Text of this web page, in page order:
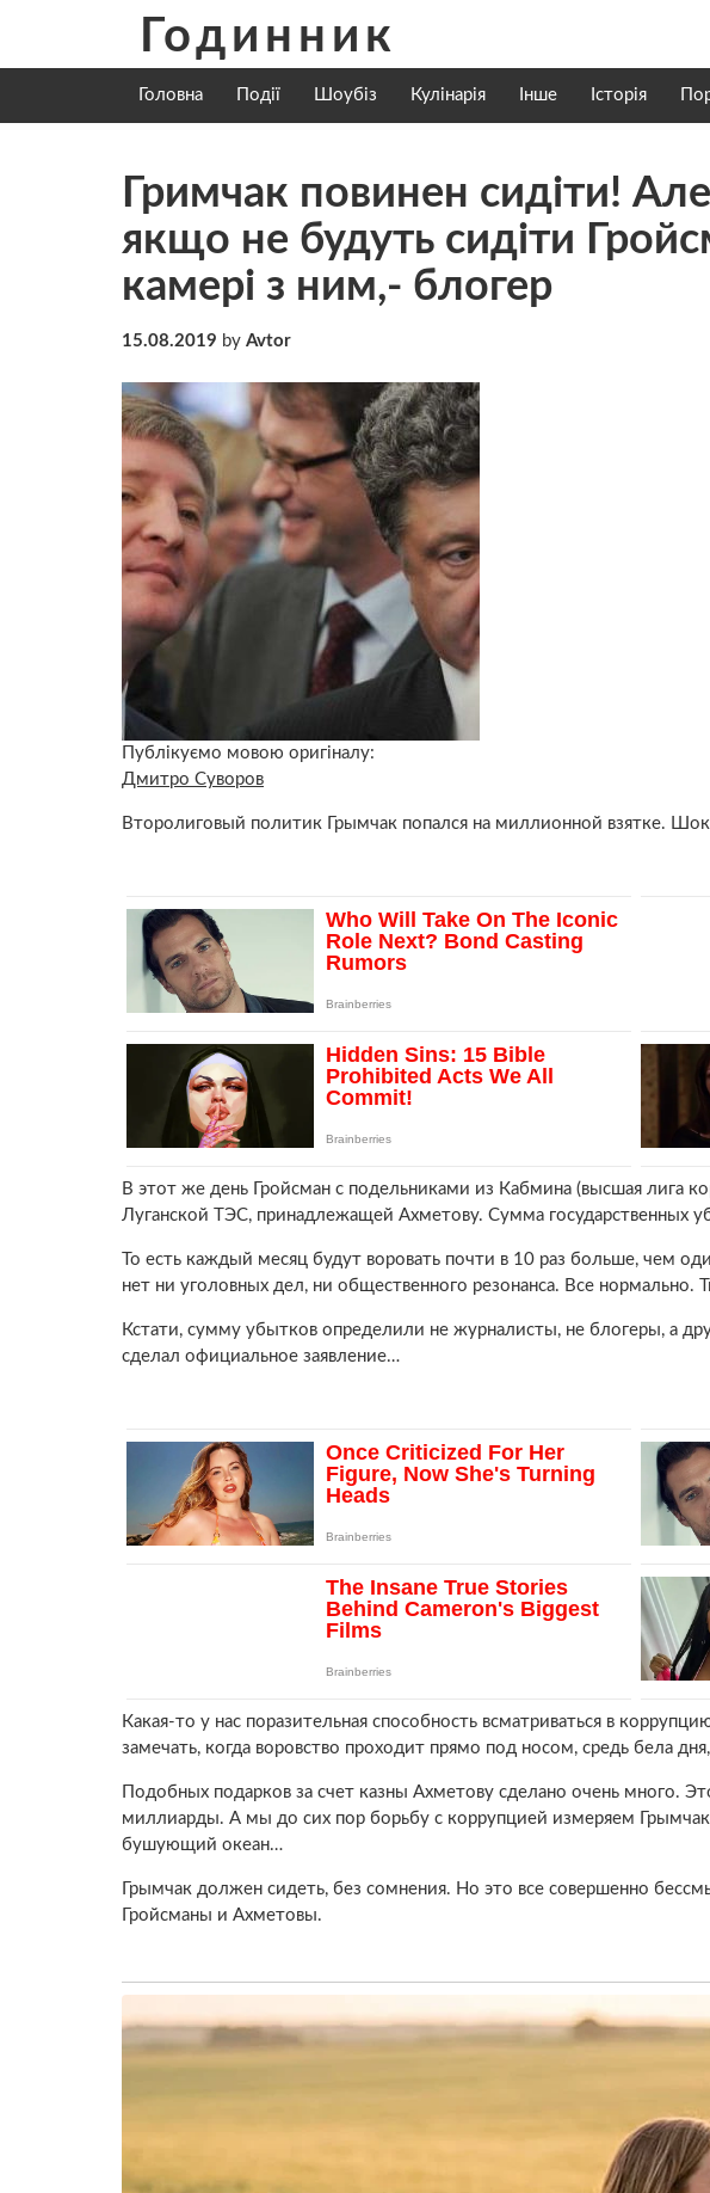
content
Годинник
Головна Події Шоубіз Кулінарія Інше Історія
Гримчак повинен сидіти!
якщо не будуть сидіти
камері з ним,- блогер
15.08.2019 by Avtor
Публікуємо мовою оригіналу:
Дмитро Суворов
Второлиговый политик Грымчак попался на миллионной взятке.
В этот же день Гройсман с подельниками из Кабмина (высшая лига
Луганской ТЭС, принадлежащей Ахметову. Сумма государственных
То есть каждый месяц будут воровать почти в 10 раз больше, чем
нет ни уголовных дел, ни общественного резонанса. Все нормально.
Кстати, сумму убытков определили не журналисты, не блогеры, а
сделал официальное заявление…
Какая-то у нас поразительная способность всматриваться в
замечать, когда воровство проходит прямо под носом, средь бела
Подобных подарков за счет казны Ахметову сделано очень много.
миллиарды. А мы до сих пор борьбу с коррупцией измеряем
бушующий океан…
Грымчак должен сидеть, без сомнения. Но это все совершенно
Гройсманы и Ахметовы.